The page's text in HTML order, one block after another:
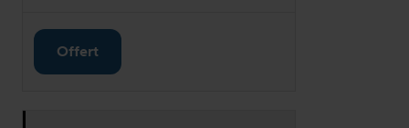
Offert